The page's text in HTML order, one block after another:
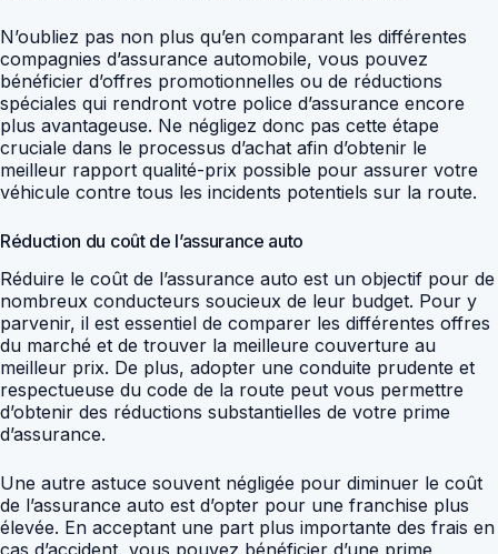
N’oubliez pas non plus qu’en comparant les différentes
compagnies d’assurance automobile, vous pouvez
bénéficier d’offres promotionnelles ou de réductions
spéciales qui rendront votre police d’assurance encore
plus avantageuse. Ne négligez donc pas cette étape
cruciale dans le processus d’achat afin d’obtenir le
meilleur rapport qualité-prix possible pour assurer votre
véhicule contre tous les incidents potentiels sur la route.
Réduction du coût de l’assurance auto
Réduire le coût de l’assurance auto est un objectif pour de
nombreux conducteurs soucieux de leur budget. Pour y
parvenir, il est essentiel de comparer les différentes offres
du marché et de trouver la meilleure couverture au
meilleur prix. De plus, adopter une conduite prudente et
respectueuse du code de la route peut vous permettre
d’obtenir des réductions substantielles de votre prime
d’assurance.
Une autre astuce souvent négligée pour diminuer le coût
de l’assurance auto est d’opter pour une franchise plus
élevée. En acceptant une part plus importante des frais en